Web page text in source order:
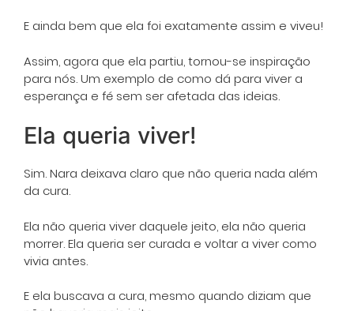
E ainda bem que ela foi exatamente assim e viveu!
Assim, agora que ela partiu, tornou-se inspiração
para nós. Um exemplo de como dá para viver a
esperança e fé sem ser afetada das ideias.
Ela queria viver!
Sim. Nara deixava claro que não queria nada além
da cura.
Ela não queria viver daquele jeito, ela não queria
morrer. Ela queria ser curada e voltar a viver como
vivia antes.
E ela buscava a cura, mesmo quando diziam que